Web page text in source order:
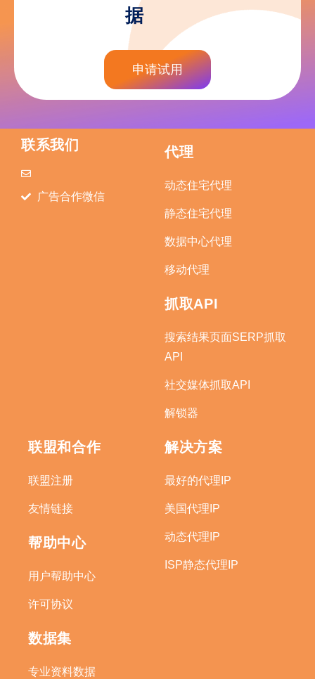
据
申请试用
联系我们
广告合作微信
代理
动态住宅代理
静态住宅代理
数据中心代理
移动代理
抓取API
搜索结果页面SERP抓取
API
社交媒体抓取API
解锁器
联盟和合作
联盟注册
友情链接
帮助中心
用户帮助中心
许可协议
数据集
专业资料数据
解决方案
最好的代理IP
美国代理IP
动态代理IP
ISP静态代理IP